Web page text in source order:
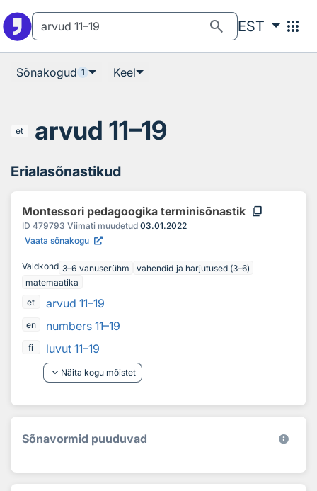
search EST apps
Sõnakogud 1 Keel
et arvud 11–19
Erialasõnastikud
Montessori pedagoogika terminisõnastik content_copy
ID 479793 Viimati muudetud 03.01.2022
Vaata sõnakogu
Valdkond 3–6 vanuserühm
vahendid ja harjutused (3–6)
matemaatika
et
arvud 11–19
en numbers 11–19
fi
luvut 11–19
keyboard_arrow_down Näita kogu mõistet
Sõnavormid puuduvad